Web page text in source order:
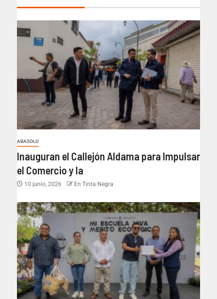
ABASOLO
Inauguran el Callejón Aldama para Impulsar
el Comercio y la
10 junio, 2026 En Tinta Negra